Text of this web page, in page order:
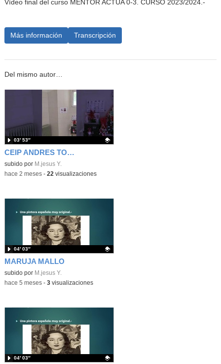
Vídeo final del curso MENTOR ACTÚA 0-3. CURSO 2023/2024.-
Más información Transcripción
Del mismo autor…
CEIP ANDRES TORREJON MOSTOLES
Contenido educativo.
subido por M.jesus Y.
03′ 53″
-hace 2 meses- 22 visualizaciones
MARUJA MALLO
Contenido educativo.
subido por M.jesus Y.
04′ 03″
-hace 5 meses- 3visualizaciones
04′ 03″